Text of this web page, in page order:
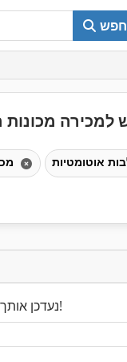
חפש
מכונות
נעדכן אותך בדוא"ל ברגע שיש תוצאות חיפוש חדשות!